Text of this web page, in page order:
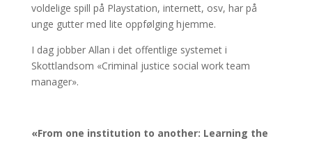
voldelige spill på Playstation, internett, osv, har på
unge gutter med lite oppfølging hjemme.
I dag jobber Allan i det offentlige systemet i
Skottlandsom «Criminal justice social work team
manager».
«From one institution to another: Learning the